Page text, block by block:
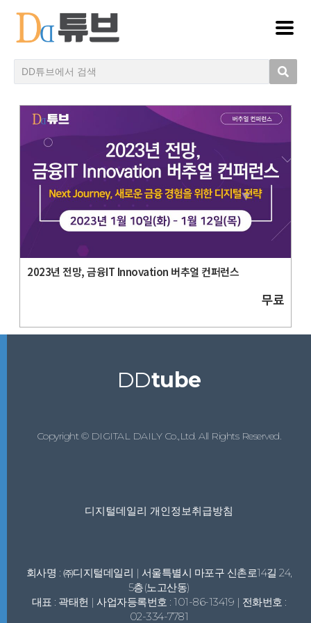
2023년 전망, 금융IT Innovation 버추얼 컨퍼런스
무료
DDtube
Copyright © DIGITAL DAILY Co.,Ltd. All Rights Reserved.
디지털데일리 개인정보취급방침
회사명 : ㈜디지털데일리 | 서울특별시 마포구 신촌로14길 24,
5층(노고산동)
대표 : 곽태헌 | 사업자등록번호 : 101-86-13419 | 전화번호 :
02-334-7781